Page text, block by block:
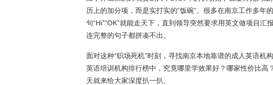
历上的加分项，而是实打实的“饭碗”。很多在南京工作多年
句“Hi”“OK”就能走天下，直到领导突然要求用英文做项目汇
连完整的句子都拼凑不出。
面对这种“职场死机”时刻，寻找南京本地靠谱的成人英语机
英语培训机构排行榜中，究竟哪里学效果好？哪家性价比高
天就来给大家深度扒一扒。